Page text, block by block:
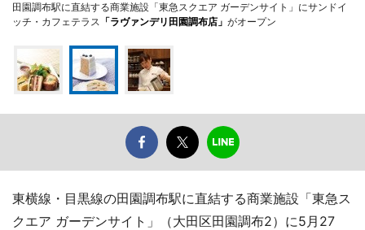
田園調布駅に直結する商業施設「東急スクエア ガーデンサイト」にサンドイ
ッチ・カフェテラス 「ラヴァンデリ田園調布店」 がオープン
東横線・目黒線の田園調布駅に直結する商業施設「東急ス
クエア ガーデンサイト」（大田区田園調布2）に5月27